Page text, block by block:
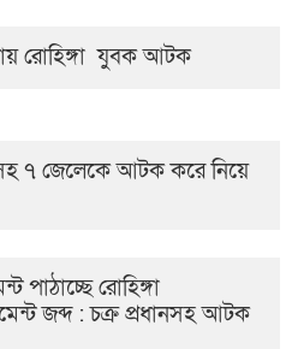
রোহিঙ্গা যুবক আটক
৭ জেলেকে আটক করে নিয়ে
পাঠাচ্ছে রোহিঙ্গা
জব্দ : চক্র প্রধানসহ আটক